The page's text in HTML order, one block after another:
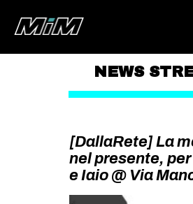
AREA
GAZA FREESTYLE
NEWS
[DallaRete] La
nel presente,
e Iaio @ Via